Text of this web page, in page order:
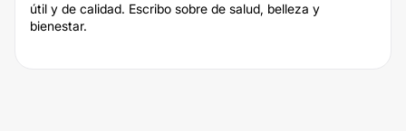
útil y de calidad. Escribo sobre de salud, belleza y
bienestar.